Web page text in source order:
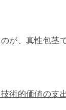
が、真性包茎
術的価値の支